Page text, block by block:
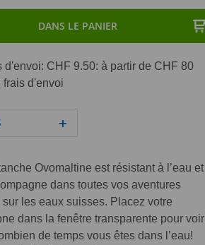
DANS LE PANIER
d'envoi: CHF 9.50: à partir de CHF 80
frais d'envoi
Ovomaltine est résistant à l’eau et
dans toutes vos aventures
les eaux suisses. Placez votre
dans la fenêtre transparente pour voir
de temps vous êtes dans l’eau!